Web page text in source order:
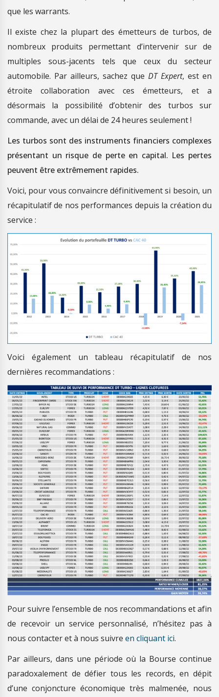
que les warrants.
Il existe chez la plupart des émetteurs de turbos, de
nombreux produits permettant d’intervenir sur de
multiples sous-jacents tels que ceux du secteur
automobile. Par ailleurs, sachez que DT Expert, est en
étroite collaboration avec ces émetteurs, et a
désormais la possibilité d’obtenir des turbos sur
commande, avec un délai de 24 heures seulement !
Les turbos sont des instruments financiers complexes
présentant un risque de perte en capital. Les pertes
peuvent être extrêmement rapides.
Voici, pour vous convaincre définitivement si besoin, un
récapitulatif de nos performances depuis la création du
service :
Voici également un tableau récapitulatif de nos
dernières recommandations :
Pour suivre l’ensemble de nos recommandations et afin
de recevoir un service personnalisé, n’hésitez pas à
nous contacter et à nous suivre en cliquant ici.
Par ailleurs, dans une période où la Bourse continue
paradoxalement de défier tous les records, en dépit
d’une conjoncture économique très malmenée, nous